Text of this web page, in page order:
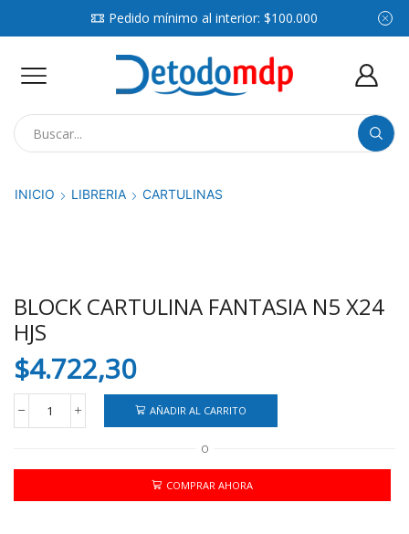
Pedido mínimo al interior: $100.000
INICIO LIBRERIA CARTULINAS
BLOCK CARTULINA FANTASIA N5 X24
HJS
$4.722,30
BLOCK
CARTULINA
N5
HJS
AÑADIR AL CARRITO
O
COMPRAR AHORA